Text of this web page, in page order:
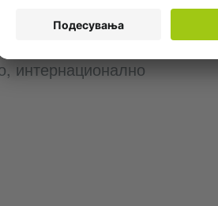
јазик не само што е
многу нешта, што се
интернационално